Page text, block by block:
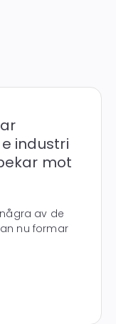
industri
mot
av de
nu formar